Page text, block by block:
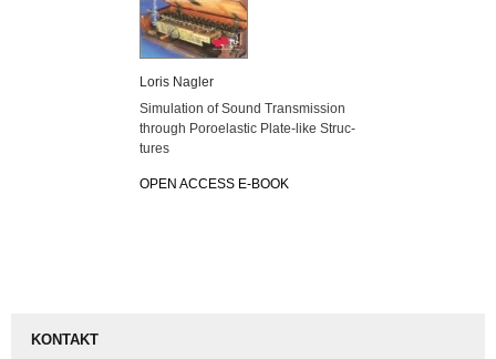
Loris Nag­ler
Si­mu­la­ti­on of Sound Trans­mis­si­on
through Po­ro­elas­tic Pla­te-li­ke Struc­
tu­res
OPEN AC­CESS E-BOOK
KONTAKT